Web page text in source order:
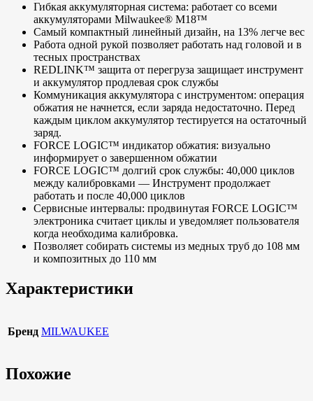
Гибкая аккумуляторная система: работает со всеми
аккумуляторами Milwaukee® М18™
Самый компактный линейный дизайн, на 13% легче вес
Работа одной рукой позволяет работать над головой и в
тесных пространствах
REDLINK™ защита от перегруза защищает инструмент
и аккумулятор продлевая срок службы
Коммуникация аккумулятора с инструментом: операция
обжатия не начнется, если заряда недостаточно. Перед
каждым циклом аккумулятор тестируется на остаточный
заряд.
FORCE LOGIC™ индикатор обжатия: визуально
информирует о завершенном обжатии
FORCE LOGIC™ долгий срок службы: 40,000 циклов
между калибровками — Инструмент продолжает
работать и после 40,000 циклов
Сервисные интервалы: продвинутая FORCE LOGIC™
электроника считает циклы и уведомляет пользователя
когда необходима калибровка.
Позволяет собирать системы из медных труб до 108 мм
и композитных до 110 мм
Характеристики
Бренд MILWAUKEE
Похожие